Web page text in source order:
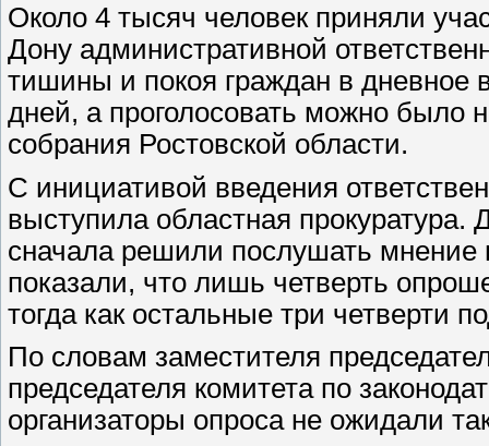
Около 4 тысяч человек приняли
Дону административной
тишины и покоя граждан в дневное
дней, а проголосовать можно было
собрания Ростовской области.
С инициативой введения
выступила областная
сначала решили послушать мнение
показали, что лишь четверть
тогда как остальные три четверти
По словам заместителя
председателя комитета по
организаторы опроса не ожидали